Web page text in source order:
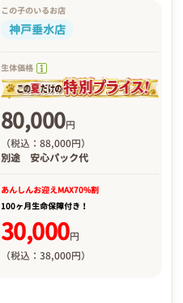
この子のいるお店
神戸垂水店
生体価格
80,000円
（税込：88,000円）
別途 安心パック代
あんしんお迎えMAX70%割
100ヶ月生命保障付き！
30,000円
（税込：38,000円）